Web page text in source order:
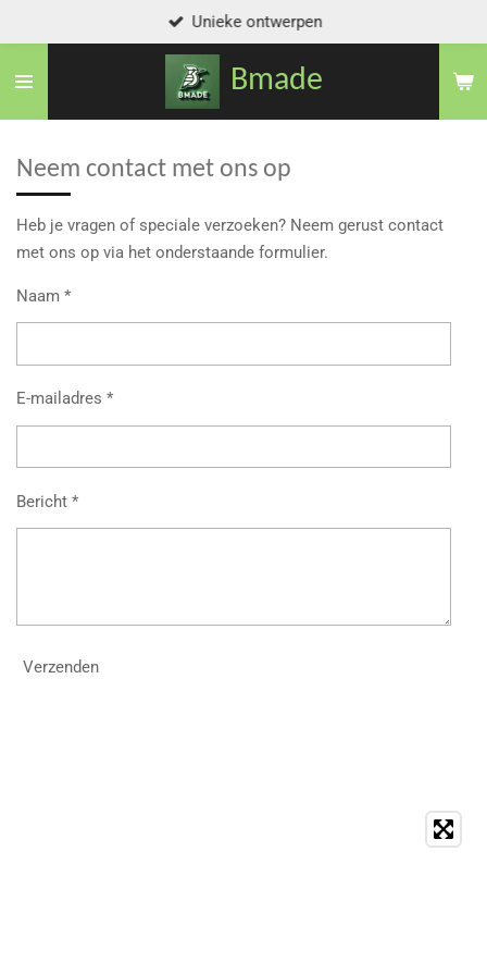
naar
Bmade
Unieke ontwerpen
Neem contact met ons op
Heb je vragen of speciale verzoeken? Neem gerust contact
met ons op via het onderstaande formulier.
Naam *
E-mailadres *
Bericht *
Verzenden